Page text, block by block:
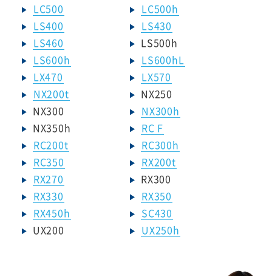
LC500
LC500h
LS400
LS430
LS460
LS500h
LS600h
LS600hL
LX470
LX570
NX200t
NX250
NX300
NX300h
NX350h
RC F
RC200t
RC300h
RC350
RX200t
RX270
RX300
RX330
RX350
RX450h
SC430
UX200
UX250h